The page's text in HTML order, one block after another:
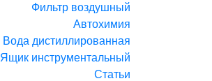
Фильтр воздушный
Автохимия
Вода дистиллированная
Ящик инструментальный
Статьи